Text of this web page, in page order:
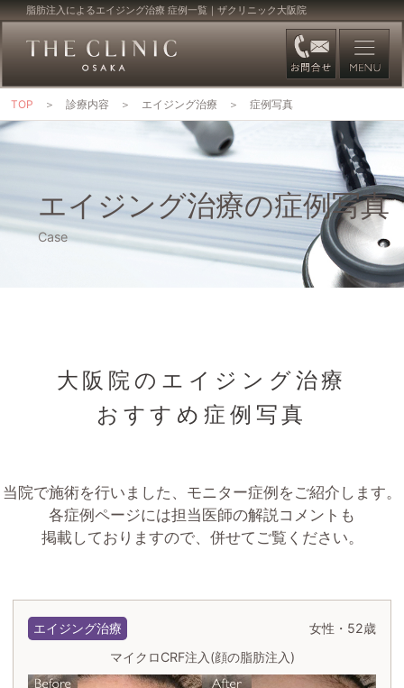
脂肪注入によるエイジング治療 症例一覧｜ザクリニック大阪院
TOP 診療内容 エイジング治療 症例写真
エイジング治療の症例写真
大阪院のエイジング治療
おすすめ症例写真
当院で施術を行いました、モニター症例をご紹介します。
各症例ページには担当医師の解説コメントも
掲載しておりますので、併せてご覧ください。
エイジング治療
女性・52歳
マイクロCRF注入(顔の脂肪注入)